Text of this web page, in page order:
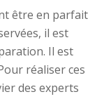
être en parfait
il est
Il est
réaliser ces
des experts